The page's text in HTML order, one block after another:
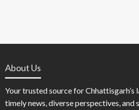
About Us
Your trusted source for Chhattisgarh’s
timely news, diverse perspectives, and